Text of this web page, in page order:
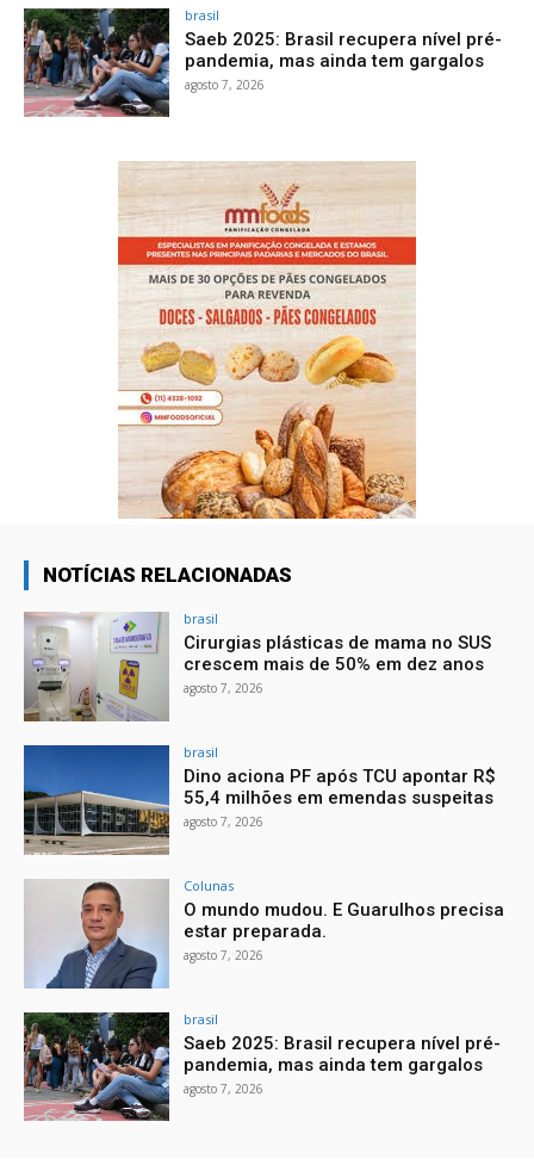
brasil
Saeb 2025: Brasil recupera nível pré-
pandemia, mas ainda tem gargalos
agosto 7, 2026
NOTÍCIAS RELACIONADAS
brasil
Cirurgias plásticas de mama no SUS
crescem mais de 50% em dez anos
agosto 7, 2026
brasil
Dino aciona PF após TCU apontar R$
55,4 milhões em emendas suspeitas
agosto 7, 2026
Colunas
O mundo mudou. E Guarulhos precisa
estar preparada.
agosto 7, 2026
brasil
Saeb 2025: Brasil recupera nível pré-
pandemia, mas ainda tem gargalos
agosto 7, 2026